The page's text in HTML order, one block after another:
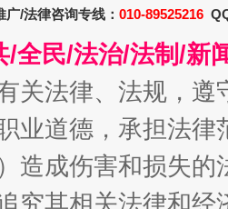
键词
/法律咨询专线： 010-89525216
/全民/法治/法制/新
关法律、法规，
业道德，承担法
造成伤害和损失
究其相关法律和